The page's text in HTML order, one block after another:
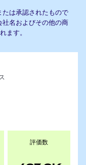
は承認されたもので
名およびその他の商
ます。
評価数